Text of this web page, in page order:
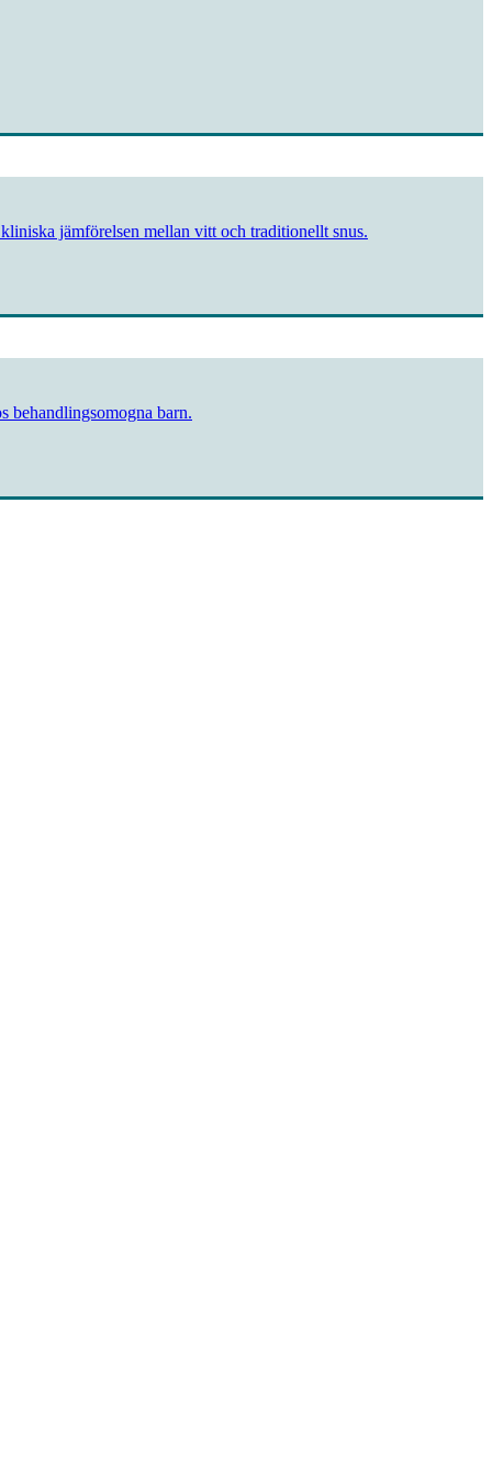
jämförelsen mellan vitt och traditionellt snus.
behandlings­omogna barn.